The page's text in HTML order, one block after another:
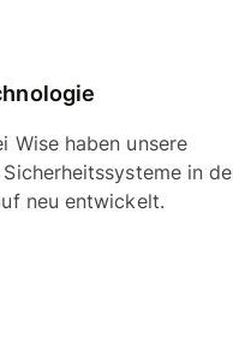
Wise haben unsere
in
neu entwickelt.